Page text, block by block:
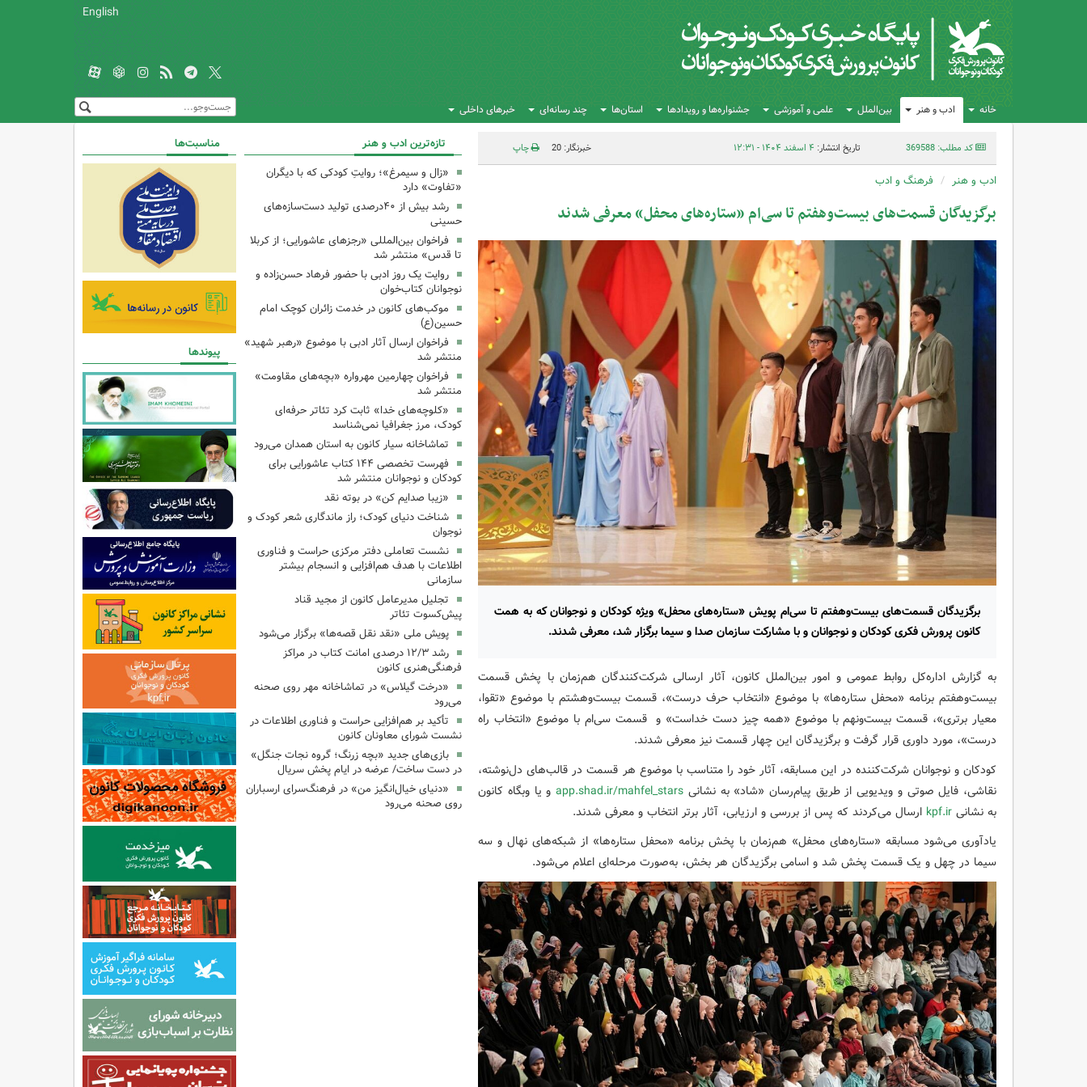
English
خانه ادب و هنر بین‌الملل علمی و آموزشی جشنواره‌ها و رویدادها استان‌ها چند رسانه‌ای خبرهای داخلی
کد مطلب: 369588 تاریخ انتشار: ۴ اسفند ۱۴۰۴ - ۱۲:۳۱ خبرنگار: 20 چاپ
ادب و هنر فرهنگ و ادب
برگزیدگان قسمت‌های بیست‌وهفتم تا سی‌ام «ستاره‌های محفل» معرفی شدند
برگزیدگان قسمت‌های بیست‌وهفتم تا سی‌ام پویش «ستاره‌های محفل» ویژه کودکان و نوجوانان که به همت
کانون پرورش فکری کودکان و نوجوانان و با مشارکت سازمان صدا و سیما برگزار شد، معرفی شدند.
به گزارش اداره‌کل روابط عمومی و امور بین‌الملل کانون، آثار ارسالی شرکت‌کنندگان هم‌زمان با پخش قسمت
بیست‌وهفتم برنامه «محفل ستاره‌ها» با موضوع «انتخاب حرف درست»، قسمت بیست‌وهشتم با موضوع «تقوا،
معیار برتری»،‌ قسمت بیست‌ونهم با موضوع «همه چیز دست خداست» و قسمت سی‌ام با موضوع «انتخاب راه
درست»،‌ مورد داوری قرار گرفت و برگزیدگان این چهار قسمت نیز معرفی شدند.
کودکان و نوجوانان شرکت‌کننده در این مسابقه، آثار خود را متناسب با موضوع هر قسمت در قالب‌های دل‌نوشته،
نقاشی، فایل صوتی و ویدیویی از طریق پیام‌رسان «شاد» به نشانی app.shad.ir/mahfel_starsو یا وبگاه کانون
به نشانی kpf.ir ارسال می‌کردند که پس از بررسی و ارزیابی، آثار برتر انتخاب و معرفی شدند.
یادآوری می‌شود مسابقه «ستاره‌های محفل» هم‌زمان با پخش برنامه «محفل ستاره‌ها» از شبکه‌های نهال و سه
سیما در چهل و یک قسمت پخش شد و اسامی برگزیدگان هر بخش، به‌صورت مرحله‌ای اعلام می‌شود.
تازه‌ترین ادب و هنر
«زال و سیمرغ»؛ روایتِ کودکی که با دیگران
«تفاوت» دارد
رشد بیش از ۴۰درصدی تولید دست‌سازه‌های
حسینی
فراخوان بین‌المللی «رجزهای عاشورایی؛ از کربلا
تا قدس» منتشر شد
روایت یک روز ادبی با حضور فرهاد حسن‌زاده و
نوجوانان کتاب‌خوان
موکب‌های کانون در خدمت زائران کوچک امام
حسین(ع)
فراخوان ارسال آثار ادبی با موضوع «رهبر شهید»
منتشر شد
فراخوان چهارمین مهرواره «بچه‌های مقاومت»
منتشر شد
«کلوچه‌های خدا» ثابت کرد تئاتر حرفه‌ای
کودک، مرز جغرافیا نمی‌شناسد
تماشاخانه سیار کانون به استان همدان می‌رود
فهرست تخصصی ۱۴۴ کتاب عاشورایی برای
کودکان و نوجوانان منتشر شد
«زیبا صدایم کن» در بوته نقد
شناخت دنیای کودک؛ راز ماندگاری شعر کودک و
نوجوان
نشست تعاملی دفتر مرکزی حراست و فناوری
اطلاعات با هدف هم‌افزایی و انسجام بیشتر
سازمانی
تجلیل مدیرعامل کانون از مجید قناد
پیش‌کسوت تئاتر
پویش ملی «نقد نقل قصه‌ها» برگزار می‌شود
رشد ۱۲/۳ درصدی امانت کتاب در مراکز
فرهنگی‌هنری کانون
«درخت گیلاس» در تماشاخانه مهر روی صحنه
می‌رود
تأکید بر هم‌افزایی حراست و فناوری اطلاعات در
نشست شورای معاونان کانون
بازی‌های جدید «بچه زرنگ؛ گروه نجات جنگل»
در دست ساخت/ عرضه در ایام پخش سریال
«دنیای خیال‌انگیز من» در فرهنگ‌سرای ارسباران
روی صحنه می‌رود
مناسبت‌ها
پیوندها